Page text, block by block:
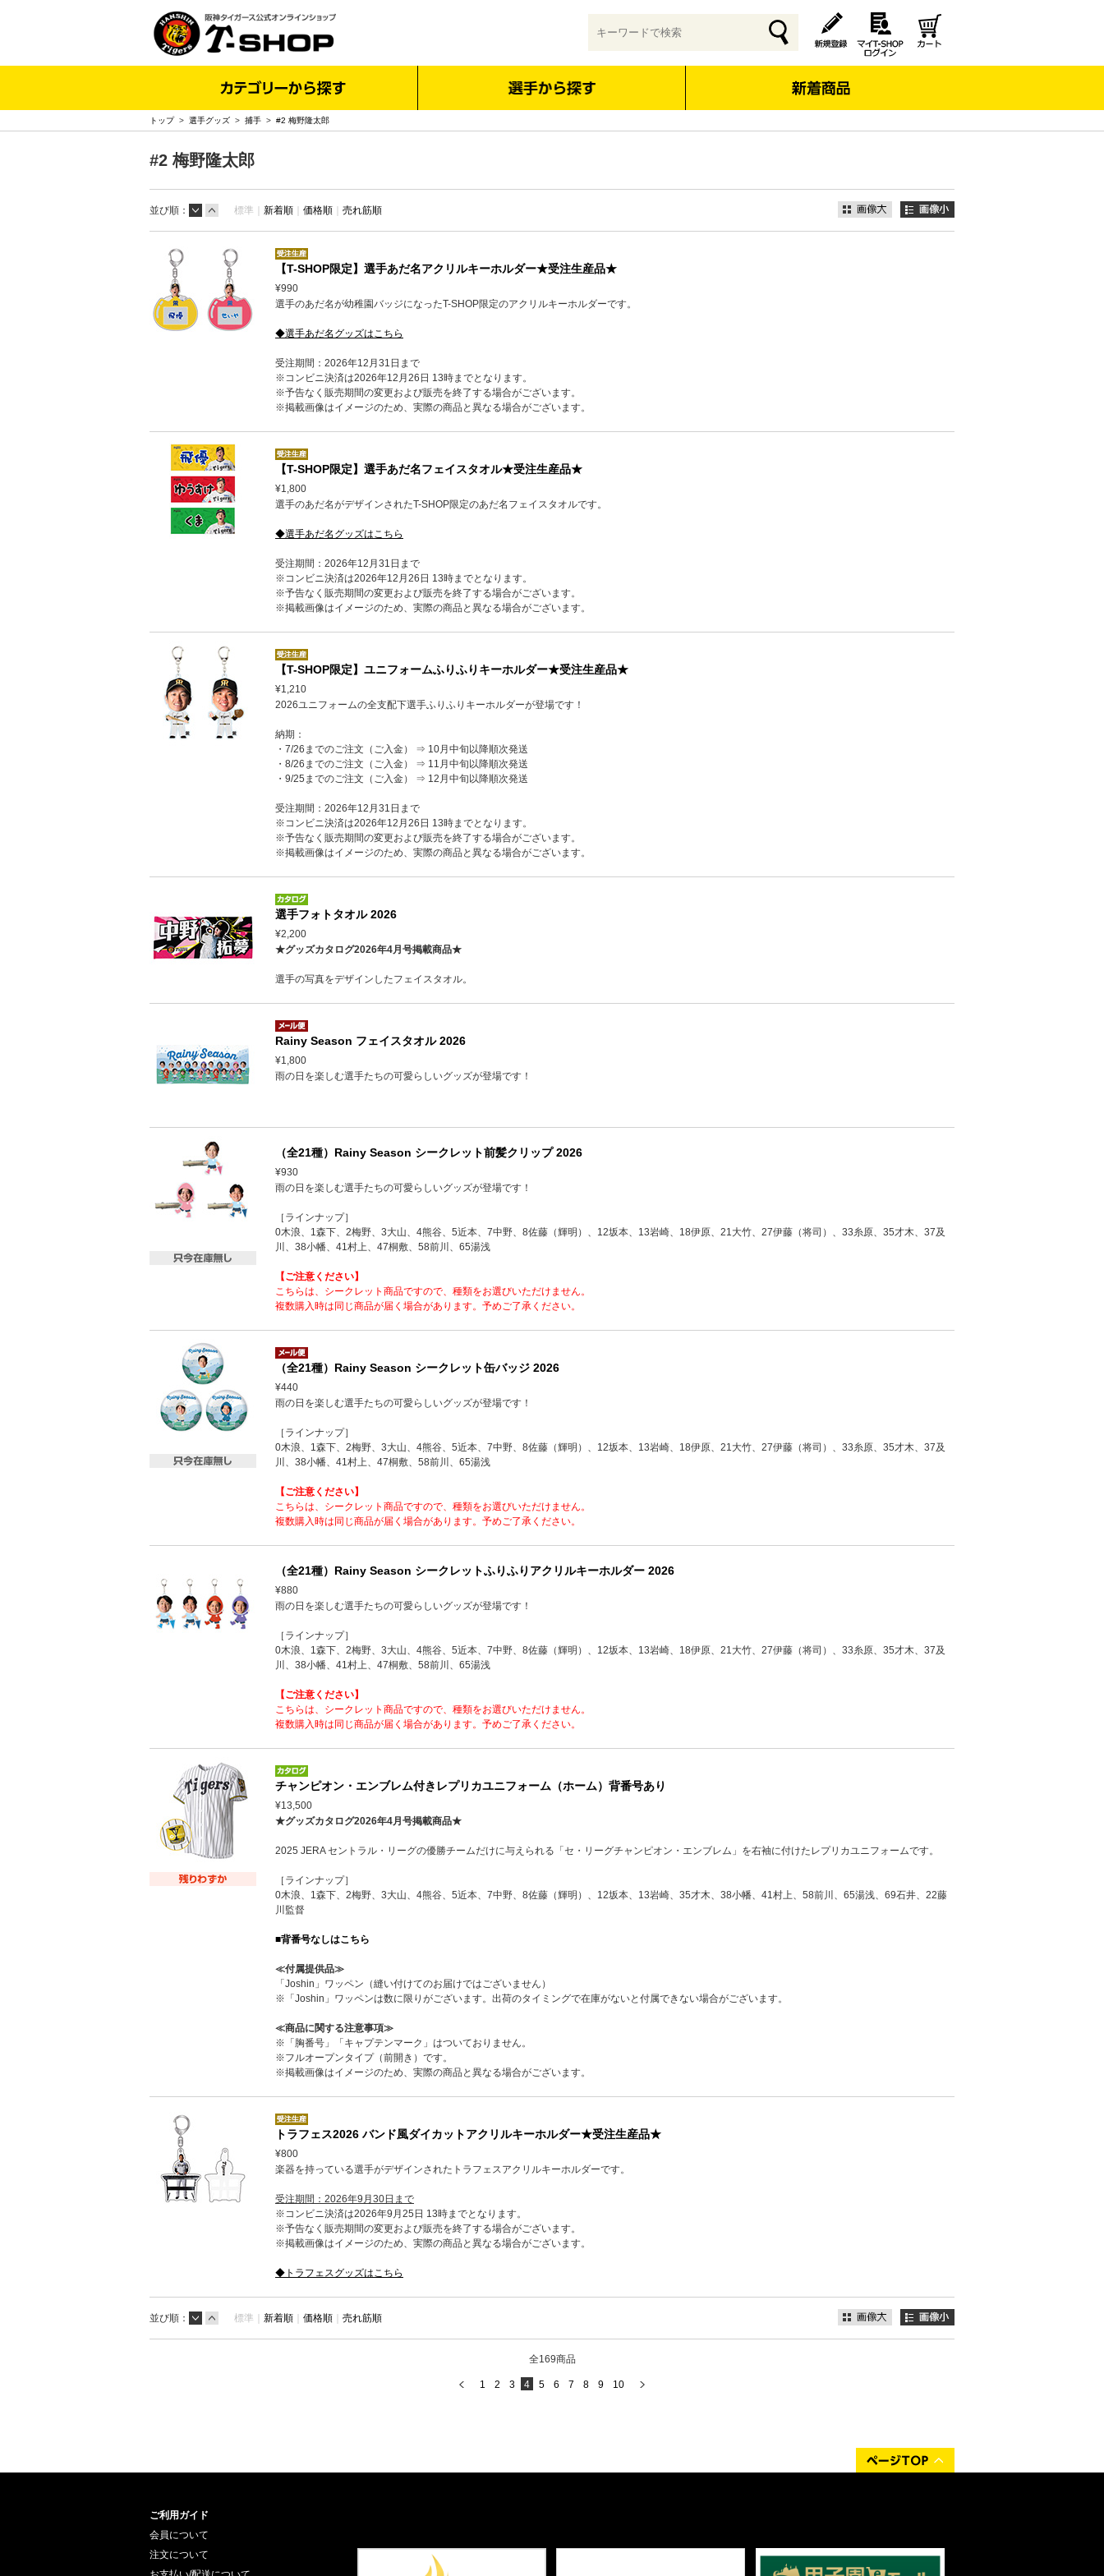
トップ> 選手グッズ > 捕手 > #2 梅野隆太郎
#2 梅野隆太郎
並び順： 標準｜ 新着順 ｜ 価格順 ｜ 売れ筋順
【T-SHOP限定】選手あだ名アクリルキーホルダー★受注生産品★
¥990
選手のあだ名が幼稚園バッジになったT-SHOP限定のアクリルキーホルダーです。
◆選手あだ名グッズはこちら
受注期間：2026年12月31日まで
※コンビニ決済は2026年12月26日 13時までとなります。
※予告なく販売期間の変更および販売を終了する場合がございます。
※掲載画像はイメージのため、実際の商品と異なる場合がございます。
【T-SHOP限定】選手あだ名フェイスタオル★受注生産品★
¥1,800
選手のあだ名がデザインされたT-SHOP限定のあだ名フェイスタオルです。
◆選手あだ名グッズはこちら
受注期間：2026年12月31日まで
※コンビニ決済は2026年12月26日 13時までとなります。
※予告なく販売期間の変更および販売を終了する場合がございます。
※掲載画像はイメージのため、実際の商品と異なる場合がございます。
【T-SHOP限定】ユニフォームふりふりキーホルダー★受注生産品★
¥1,210
2026ユニフォームの全支配下選手ふりふりキーホルダーが登場です！
納期：
・7/26までのご注文（ご入金） ⇒ 10月中旬以降順次発送
・8/26までのご注文（ご入金） ⇒ 11月中旬以降順次発送
・9/25までのご注文（ご入金） ⇒ 12月中旬以降順次発送
受注期間：2026年12月31日まで
※コンビニ決済は2026年12月26日 13時までとなります。
※予告なく販売期間の変更および販売を終了する場合がございます。
※掲載画像はイメージのため、実際の商品と異なる場合がございます。
選手フォトタオル 2026
¥2,200
★グッズカタログ2026年4月号掲載商品★
選手の写真をデザインしたフェイスタオル。
Rainy Season フェイスタオル 2026
¥1,800
雨の日を楽しむ選手たちの可愛らしいグッズが登場です！
（全21種）Rainy Season シークレット前髪クリップ 2026
¥930
雨の日を楽しむ選手たちの可愛らしいグッズが登場です！
［ラインナップ］
0木浪、1森下、2梅野、3大山、4熊谷、5近本、7中野、8佐藤（輝明）、12坂本、13岩崎、18伊原、21大竹、27伊藤（将司）、33糸原、35才木、37及
川、38小幡、41村上、47桐敷、58前川、65湯浅
【ご注意ください】
こちらは、シークレット商品ですので、種類をお選びいただけません。
複数購入時は同じ商品が届く場合があります。予めご了承ください。
（全21種）Rainy Season シークレット缶バッジ 2026
¥440
雨の日を楽しむ選手たちの可愛らしいグッズが登場です！
［ラインナップ］
0木浪、1森下、2梅野、3大山、4熊谷、5近本、7中野、8佐藤（輝明）、12坂本、13岩崎、18伊原、21大竹、27伊藤（将司）、33糸原、35才木、37及
川、38小幡、41村上、47桐敷、58前川、65湯浅
【ご注意ください】
こちらは、シークレット商品ですので、種類をお選びいただけません。
複数購入時は同じ商品が届く場合があります。予めご了承ください。
（全21種）Rainy Season シークレットふりふりアクリルキーホルダー 2026
¥880
雨の日を楽しむ選手たちの可愛らしいグッズが登場です！
［ラインナップ］
0木浪、1森下、2梅野、3大山、4熊谷、5近本、7中野、8佐藤（輝明）、12坂本、13岩崎、18伊原、21大竹、27伊藤（将司）、33糸原、35才木、37及
川、38小幡、41村上、47桐敷、58前川、65湯浅
【ご注意ください】
こちらは、シークレット商品ですので、種類をお選びいただけません。
複数購入時は同じ商品が届く場合があります。予めご了承ください。
チャンピオン・エンブレム付きレプリカユニフォーム（ホーム）背番号あり
¥13,500
★グッズカタログ2026年4月号掲載商品★
2025 JERA セントラル・リーグの優勝チームだけに与えられる「セ・リーグチャンピオン・エンブレム」を右袖に付けたレプリカユニフォームです。
［ラインナップ］
0木浪、1森下、2梅野、3大山、4熊谷、5近本、7中野、8佐藤（輝明）、12坂本、13岩崎、35才木、38小幡、41村上、58前川、65湯浅、69石井、22藤
川監督
■背番号なしはこちら
≪付属提供品≫
「Joshin」ワッペン（縫い付けてのお届けではございません）
※「Joshin」ワッペンは数に限りがございます。出荷のタイミングで在庫がないと付属できない場合がございます。
≪商品に関する注意事項≫
※「胸番号」「キャプテンマーク」はついておりません。
※フルオープンタイプ（前開き）です。
※掲載画像はイメージのため、実際の商品と異なる場合がございます。
トラフェス2026 バンド風ダイカットアクリルキーホルダー★受注生産品★
¥800
楽器を持っている選手がデザインされたトラフェスアクリルキーホルダーです。
受注期間：2026年9月30日まで
※コンビニ決済は2026年9月25日 13時までとなります。
※予告なく販売期間の変更および販売を終了する場合がございます。
※掲載画像はイメージのため、実際の商品と異なる場合がございます。
◆トラフェスグッズはこちら
並び順： 標準｜ 新着順 ｜ 価格順 ｜ 売れ筋順
全169商品
1 2 3 4 5 6 7 8 9 10
ご利用ガイド
会員について
注文について